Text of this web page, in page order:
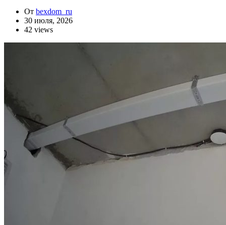
От bexdom_ru
30 июля, 2026
42 views